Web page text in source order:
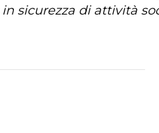
sicurezza di attività